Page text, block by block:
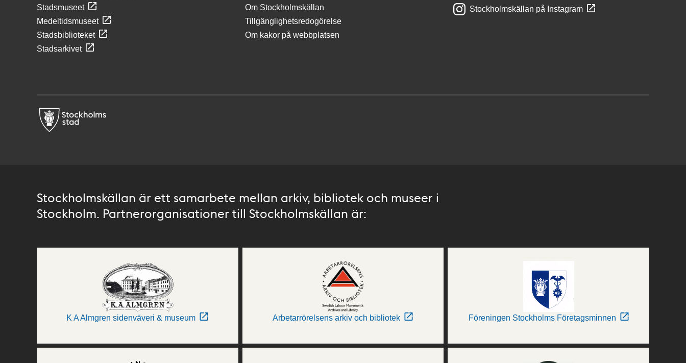
Stadsmuseet
Medeltidsmuseet
Stadsbiblioteket
Stadsarkivet
Om Stockholmskällan
Tillgänglighetsredogörelse
Om kakor på webbplatsen
Stockholmskällan på Instagram
Stockholmskällan är ett samarbete mellan arkiv, bibliotek och museer i
Stockholm. Partnerorganisationer till Stockholmskällan är:
K A Almgren sidenväveri & museum Arbetarrörelsens arkiv och bibliotek Föreningen Stockholms Företagsminnen